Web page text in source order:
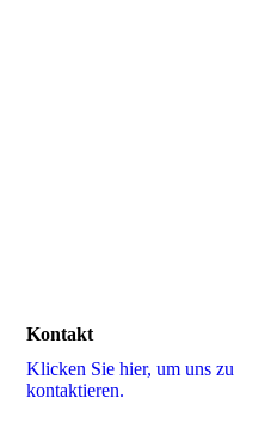
Kontakt
Klicken Sie hier, um uns zu
kontaktieren.